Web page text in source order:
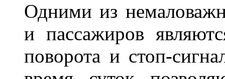
Одними из
и пассажиров
поворота и стоп-